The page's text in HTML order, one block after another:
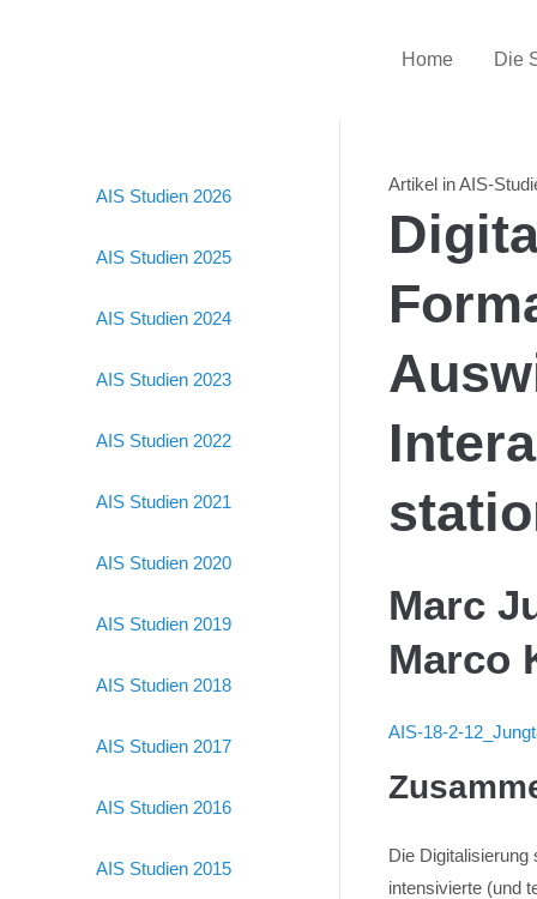
Home Die
Artikel in AIS-
Marc
Marco
AIS-18-2-
Die
intensivierte (und
AIS Studien 2026
AIS Studien 2025
AIS Studien 2024
AIS Studien 2023
AIS Studien 2022
AIS Studien 2021
AIS Studien 2020
AIS Studien 2019
AIS Studien 2018
AIS Studien 2017
AIS Studien 2016
AIS Studien 2015